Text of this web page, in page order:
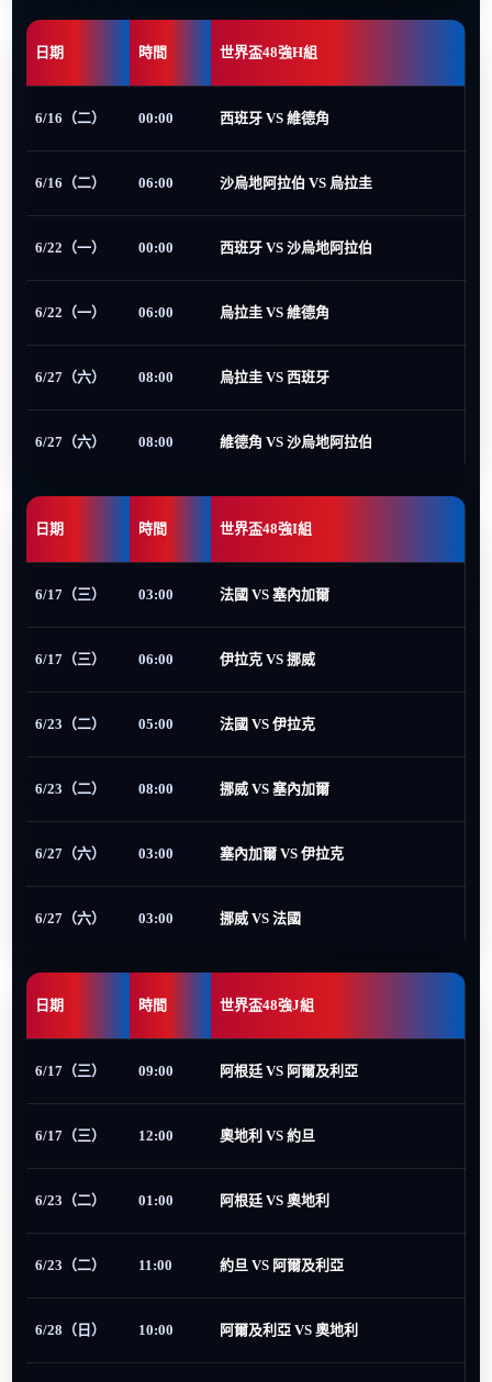
日期 時間 世界盃48強H組
6/16（二） 00:00 西班牙 VS 維德角
6/16（二） 06:00 沙烏地阿拉伯 VS 烏拉圭
6/22（一） 00:00 西班牙 VS 沙烏地阿拉伯
6/22（一） 06:00 烏拉圭 VS 維德角
6/27（六） 08:00 烏拉圭 VS 西班牙
6/27（六） 08:00 維德角 VS 沙烏地阿拉伯
日期 時間 世界盃48強I組
6/17（三） 03:00 法國 VS 塞內加爾
6/17（三） 06:00 伊拉克 VS 挪威
6/23（二） 05:00 法國 VS 伊拉克
6/23（二） 08:00 挪威 VS 塞內加爾
6/27（六） 03:00 塞內加爾 VS 伊拉克
6/27（六） 03:00 挪威 VS 法國
日期 時間 世界盃48強J組
6/17（三） 09:00 阿根廷 VS 阿爾及利亞
6/17（三） 12:00 奧地利 VS 約旦
6/23（二） 01:00 阿根廷 VS 奧地利
6/23（二） 11:00 約旦 VS 阿爾及利亞
6/28（日） 10:00 阿爾及利亞 VS 奧地利